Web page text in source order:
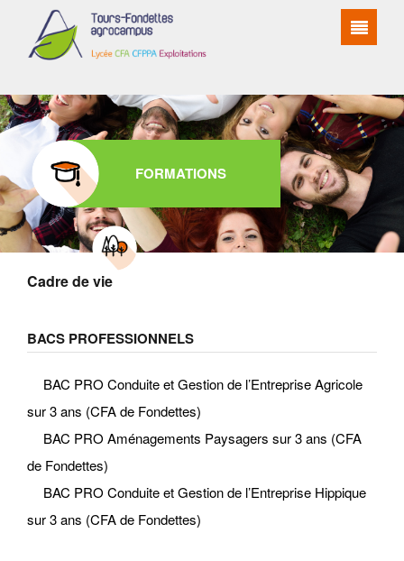
FORMATIONS
Cadre de vie
BACS PROFESSIONNELS
BAC PRO Conduite et Gestion de l’Entreprise Agricole
sur 3 ans (CFA de Fondettes)
BAC PRO Aménagements Paysagers sur 3 ans (CFA
de Fondettes)
BAC PRO Conduite et Gestion de l’Entreprise Hippique
sur 3 ans (CFA de Fondettes)